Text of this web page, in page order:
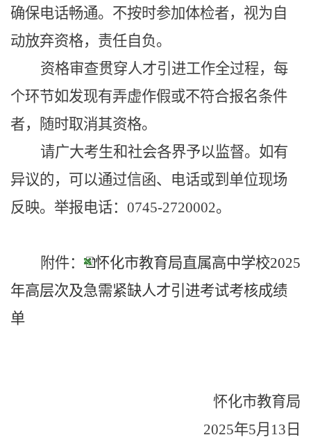
确保电话畅通。不按时参加体检者，视为自
动放弃资格，责任自负。
资格审查贯穿人才引进工作全过程，每
个环节如发现有弄虚作假或不符合报名条件
者，随时取消其资格。
请广大考生和社会各界予以监督。如有
异议的，可以通过信函、电话或到单位现场
反映。举报电话： 0745-2720002。
附件：
怀化市教育局直属高中学校2025
年高层次及急需紧缺人才引进考试考核成绩
单
怀化市教育局
2025年5月 13 日